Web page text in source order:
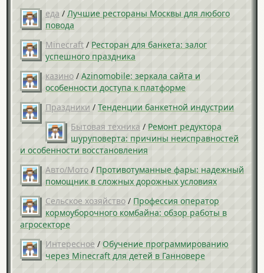
еда / Лучшие рестораны Москвы для любого
повода
Minecraft / Ресторан для банкета: залог
успешного праздника
казино / Azinomobile: зеркала сайта и
особенности доступа к платформе
Праздники / Тенденции банкетной индустрии
Бытовая техника / Ремонт редуктора
шуруповерта: причины неисправностей
и особенности восстановления
Авто/Мото / Противотуманные фары: надежный
помощник в сложных дорожных условиях
Сельское хозяйство / Профессия оператор
кормоуборочного комбайна: обзор работы в
агросекторе
Интересное / Обучение программированию
через Minecraft для детей в Ганновере